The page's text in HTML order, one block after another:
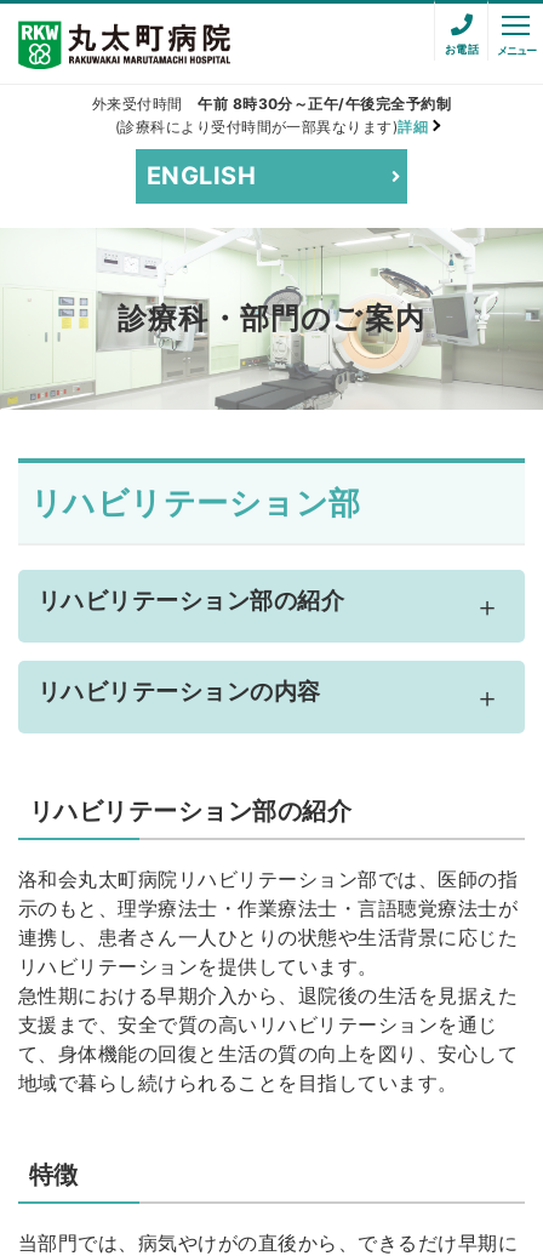
お電話 メニュー
外来受付時間
午前 8時30分～正午/午後完全予約制
(診療科により受付時間が一部異なります)詳細
ENGLISH
診療科・部門のご案内
リハビリテーション部
リハビリテーション部の紹介
リハビリテーションの内容
リハビリテーション部の紹介
洛和会丸太町病院リハビリテーション部では、医師の指
示のもと、理学療法士・作業療法士・言語聴覚療法士が
連携し、患者さん一人ひとりの状態や生活背景に応じた
リハビリテーションを提供しています。
急性期における早期介入から、退院後の生活を見据えた
支援まで、安全で質の高いリハビリテーションを通じ
て、身体機能の回復と生活の質の向上を図り、安心して
地域で暮らし続けられることを目指しています。
特徴
当部門では、病気やけがの直後から、できるだけ早期に